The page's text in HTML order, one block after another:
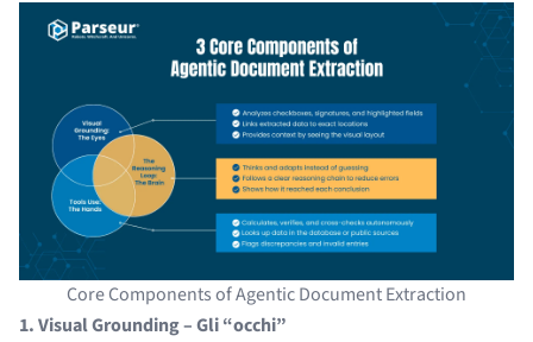
Core Components of Agentic Document Extraction
1. Visual Grounding – Gli “occhi”